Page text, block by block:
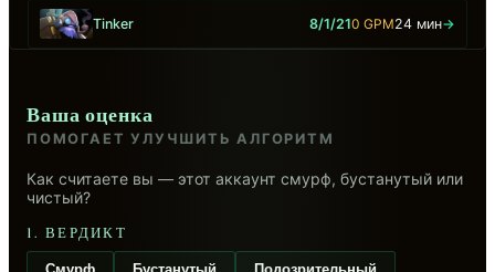
Tinker 8/1/210 GPM24 мин→
Ваша оценка
ПОМОГАЕТ УЛУЧШИТЬ АЛГОРИТМ
Как считаете вы — этот аккаунт смурф, бустанутый или
чистый?
1. ВЕРДИКТ